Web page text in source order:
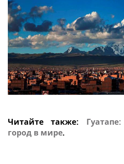
Читайте также:
город в мире.